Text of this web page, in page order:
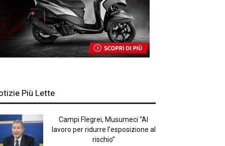
Più Lette
Campi Flegrei, Musumeci “Al
lavoro per ridurre l’esposizione al
rischio”